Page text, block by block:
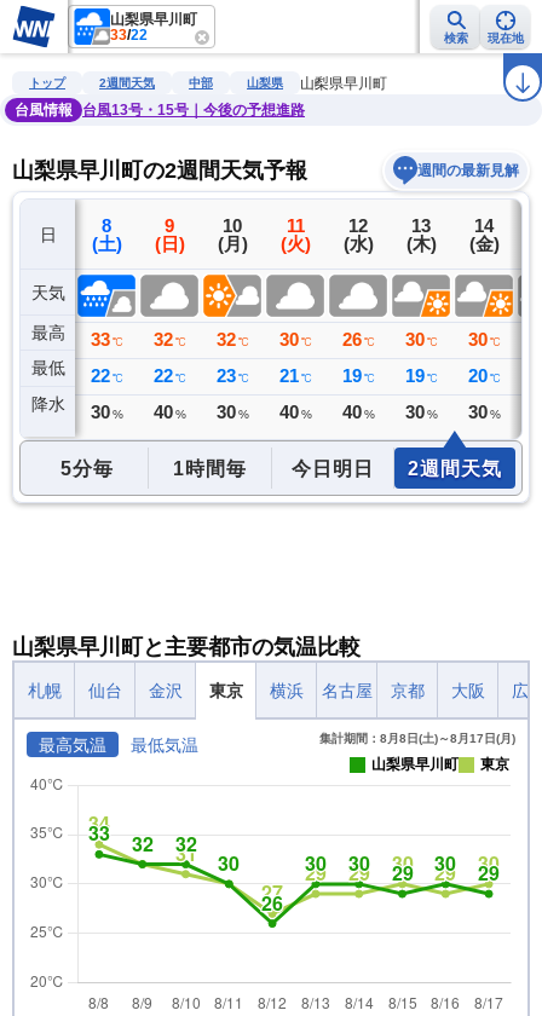
山梨県早川町
33/22 検索 現在地
雨雲レーダー 台風情報 地震情報 警報・注意報 ラ
トップ 2週間天気 中部 山梨県
山梨県早川町
台風情報
台風13号・15号｜今後の予想進路
山梨県早川町の2週間天気予報 週間の最新見解
日
天気
最高
最低
降水
7
(金)
33 ℃
22 ℃
0 ミリ
8
(土)
33 ℃
22 ℃
30 %
9
(日)
32 ℃
22 ℃
40 %
10
(月)
32 ℃
23 ℃
30 %
11
(火)
30 ℃
21 ℃
40 %
12
(水)
26 ℃
19 ℃
40 %
13
(木)
30 ℃
19 ℃
30 %
14
(金)
30 ℃
20 ℃
30 %
5分毎 1時間毎 今日明日 2週間天気
山梨県早川町と主要都市の気温比較
札幌 仙台 金沢 東京 横浜 名古屋 京都 大阪 広
最高気温 最低気温 集計期間：8月8日(土)～8月17日(月)
山梨県早川町 東京